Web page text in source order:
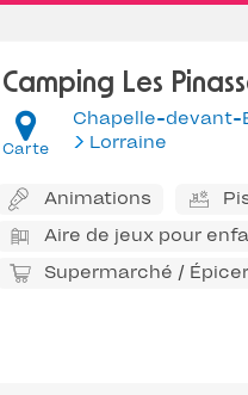
Camping Les
Carte
Chapelle-devant-
Lorraine
Animations
Aire de jeux pour
Supermarché /